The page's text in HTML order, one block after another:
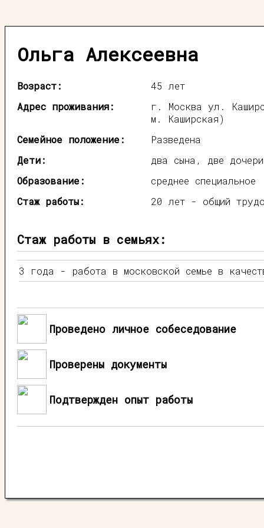
Ольга Алексеевна
Возраст:
45 лет
Адрес проживания:
г. Москва ул.
м. Каширская)
Семейное положение:
Разведена
Дети:
два сына, две дочери
Образование:
среднее специальное
Стаж работы:
20 лет - общий
Стаж работы в семьях:
3 года - работа в московской семье в
Проведено личное собеседование
Проверены документы
Подтвержден опыт работы